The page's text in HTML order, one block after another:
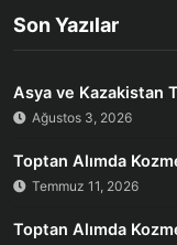
Son Yazılar
Asya ve Kazakistan
Ağustos 3, 2026
Toptan Alımda
Temmuz 11, 2026
Toptan Alımda